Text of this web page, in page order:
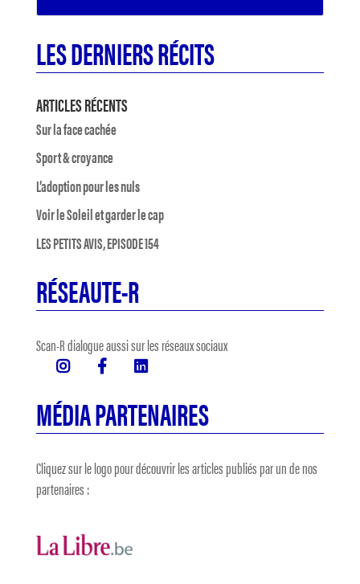
LES DERNIERS RÉCITS
ARTICLES RÉCENTS
Sur la face cachée
Sport & croyance
L’adoption pour les nuls
Voir le Soleil et garder le cap
LES PETITS AVIS, EPISODE 154
RÉSEAUTE-R
Scan-R dialogue aussi sur les réseaux sociaux
MÉDIA PARTENAIRES
Cliquez sur le logo pour découvrir les articles publiés par un de nos
partenaires :